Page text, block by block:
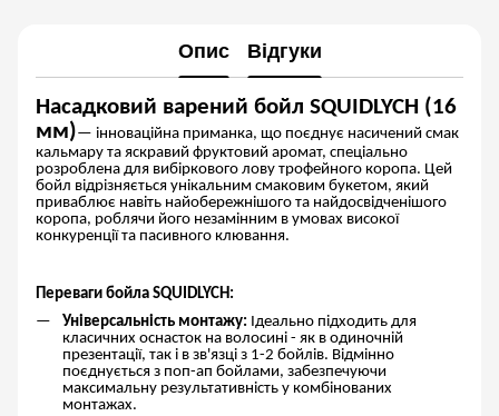
Опис Відгуки
Насадковий варений бойл SQUIDLYCH (16
мм)— інноваційна приманка, що поєднує насичений смак
кальмару та яскравий фруктовий аромат, спеціально
розроблена для вибіркового лову трофейного коропа. Цей
бойл відрізняється унікальним смаковим букетом, який
приваблює навіть найобережнішого та найдосвідченішого
коропа, роблячи його незамінним в умовах високої
конкуренції та пасивного клювання.
Переваги бойла SQUIDLYCH:
Універсальність монтажу: Ідеально підходить для
класичних оснасток на волосині - як в одиночній
презентації, так і в зв'язці з 1-2 бойлів. Відмінно
поєднується з поп-ап бойлами, забезпечуючи
максимальну результативність у комбінованих
монтажах.